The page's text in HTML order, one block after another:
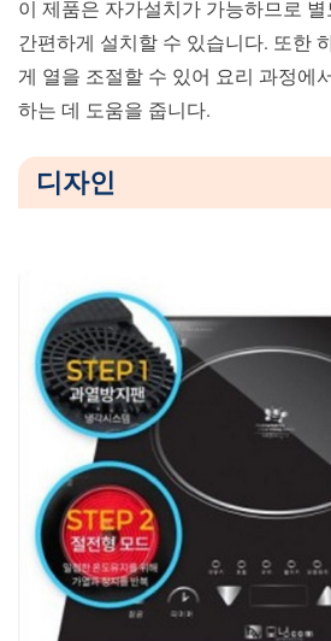
이 제품은 자가설치가 가능하므로
간편하게 설치할 수 있습니다. 또한
게 열을 조절할 수 있어 요리 과정에
하는 데 도움을 줍니다.
디자인